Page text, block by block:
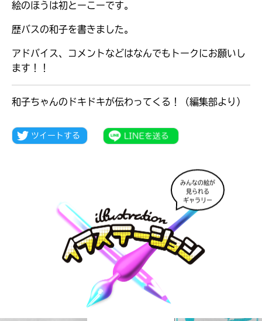
大人気
シリーズに
出会える
絵のほうは初とーこーです。
歴バスの和子を書きました。
アドバイス、コメントなどはなんでもトークにお願いし
ます！！
和子ちゃんのドキドキが伝わってくる！（編集部より）
みんなの絵が
見られる
ギャラリー